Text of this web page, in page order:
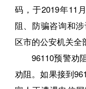
码，于2019年11
阻、防骗咨询和
区市的公安机关全
96110预警劝阻
劝阻。如果接到